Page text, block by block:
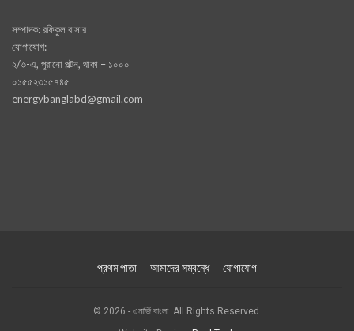
সম্পাদক: রফিকুল বাসার
যোগাযোগ:
২/৩-এ, পূরানো পল্টন, থাকা – ১০০০
০১৫৫২৩১৫৭৪৫
energybanglabd@gmail.com
প্রথম পাতা আমাদের সম্বন্ধে যোগাযোগ
© 2026 - এনার্জি বাংলা. All Rights Reserved.